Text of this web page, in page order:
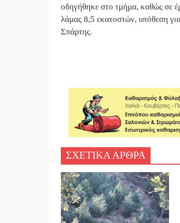
οδηγήθηκε στο τμήμα, καθώς σε
λάμας 8,5 εκατοστών, υπόθεση
Σπάρτης.
ΣΧΕΤΙΚΑ ΑΡΘΡΑ